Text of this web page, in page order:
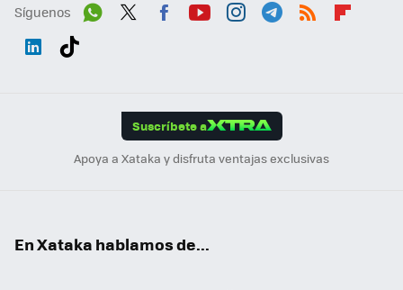
Síguenos
Suscríbete a
Apoya a Xataka y disfruta ventajas exclusivas
En Xataka hablamos de...